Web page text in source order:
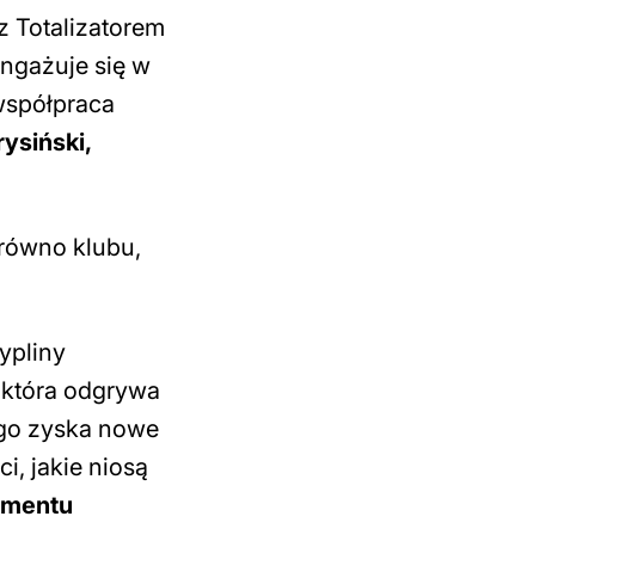
Totalizatorem
się w
klubu,
odgrywa
zyska nowe
jakie niosą